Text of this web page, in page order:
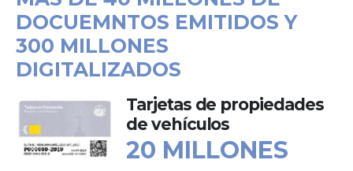
DOCUEMNTOS EMITIDOS Y
300 MILLONES
DIGITALIZADOS
Tarjetas de propiedades
de vehículos
20 MILLONES